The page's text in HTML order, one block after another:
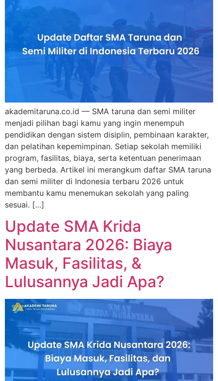
akademitaruna.co.id — SMA taruna dan semi militer
menjadi pilihan bagi kamu yang ingin menempuh
pendidikan dengan sistem disiplin, pembinaan karakter,
dan pelatihan kepemimpinan. Setiap sekolah memiliki
program, fasilitas, biaya, serta ketentuan penerimaan
yang berbeda. Artikel ini merangkum daftar SMA taruna
dan semi militer di Indonesia terbaru 2026 untuk
membantu kamu menemukan sekolah yang paling
sesuai. […]
Update SMA Krida
Nusantara 2026: Biaya
Masuk, Fasilitas, &
Lulusannya Jadi Apa?